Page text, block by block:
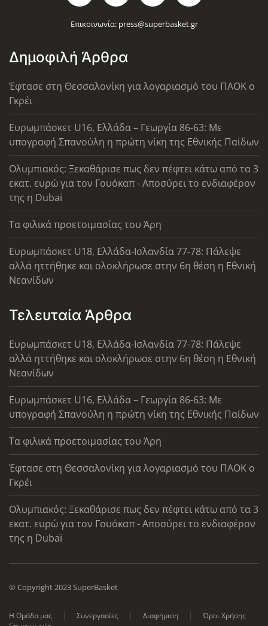
Επικοινωνία: press@superbasket.gr
Δημοφιλή Άρθρα
Έφτασε στη Θεσσαλονίκη για λογαριασμό του ΠΑΟΚ ο
Γκρέι
Ευρωμπάσκετ U16, Ελλάδα – Γεωργία 86-63: Με
υπογραφή Σπανούλη η πρώτη νίκη της Εθνικής Παίδων
Ολυμπιακός: Ξεκαθάρισε πως δεν πέφτει κάτω από τα 3
εκατ. ευρώ για τον Γουόκαπ - Αποσύρει το ενδιαφέρον
της η Dubai
Τα φιλικά προετοιμασίας του Άρη
Ευρωμπάσκετ U18, Ελλάδα-Ισλανδία 77-78: Πάλεψε
αλλά ηττήθηκε και ολοκλήρωσε στην 6η θέση η Εθνική
Νεανίδων
Τελευταία Άρθρα
Ευρωμπάσκετ U18, Ελλάδα-Ισλανδία 77-78: Πάλεψε
αλλά ηττήθηκε και ολοκλήρωσε στην 6η θέση η Εθνική
Νεανίδων
Ευρωμπάσκετ U16, Ελλάδα – Γεωργία 86-63: Με
υπογραφή Σπανούλη η πρώτη νίκη της Εθνικής Παίδων
Τα φιλικά προετοιμασίας του Άρη
Έφτασε στη Θεσσαλονίκη για λογαριασμό του ΠΑΟΚ ο
Γκρέι
Ολυμπιακός: Ξεκαθάρισε πως δεν πέφτει κάτω από τα 3
εκατ. ευρώ για τον Γουόκαπ - Αποσύρει το ενδιαφέρον
της η Dubai
© Copyright 2023 SuperBasket
Η Ομάδα μας Συνεργασίες Διαφήμιση
Όροι Χρήσης